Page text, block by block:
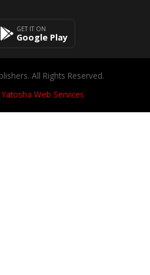
GET IT ON
Google Play
All Rights Reserved.
Yatosha Web Services